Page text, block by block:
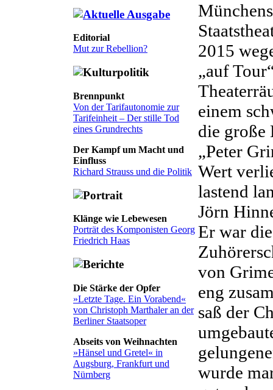
Editorial
Mut zur Rebellion?
Brennpunkt
Von der Tarifautonomie zur
Tarifeinheit – Der stille Tod
eines Grundrechts
Der Kampf um Macht und
Einfluss
Richard Strauss und die Politik
Klänge wie Lebewesen
Porträt des Komponisten Georg
Friedrich Haas
Die Stärke der Opfer
»Letzte Tage. Ein Vorabend«
von Christoph Marthaler an der
Berliner Staatsoper
Abseits von Weihnachten
»Hänsel und Gretel« in
Augsburg, Frankfurt und
Nürnberg
2015
„auf
einem
die große
„Peter
Wert
lastend
Jörn
Er war
von
eng
saß der
wurde